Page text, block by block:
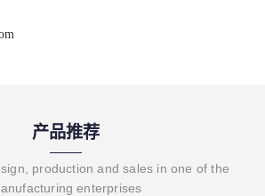
产品推荐
production and sales in one of the
enterprises